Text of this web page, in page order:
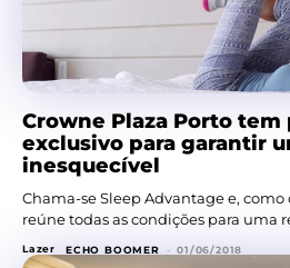
Crowne Plaza Porto tem
exclusivo para garantir
inesquecível
Chama-se Sleep Advantage e,
reúne todas as condições para uma
Lazer ECHO BOOMER - 01/06/2018